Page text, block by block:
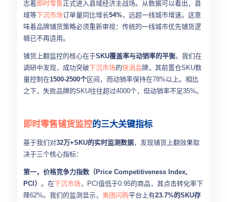
志着 即时零售正式进入县域经济主战场。从数据可以看出，县
域等下沉市场订单量同比增长54%，远超一线城市增速。这意
味着品牌铺货策略必须重新审视：传统的一线城市优先铺货逻
辑已不再适用。
铺货上翻监控的核心在于SKU覆盖率与动销率的平衡。我们在
调研中发现，成功突破下沉市场的快消品牌，其前置仓SKU数
量控制在1500-2500个区间，而动销率保持在78%以上。相比
之下，失败品牌的SKU往往超过4000个，但动销率不足35%。
即时零售铺货监控的三大关键指标
基于我们对32万+SKU的实时监测数据，发现铺货上翻效果取
决于三个核心指标：
第一，价格竞争力指数（Price Competitiveness Index,
PCI） 。在下沉市场，PCI值低于0.95的商品，其点击转化率下
降62%。我们的监测显示， 美团闪购平台上有23.7%的SKU存